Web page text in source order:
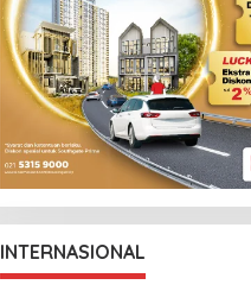
INTERNASIONAL